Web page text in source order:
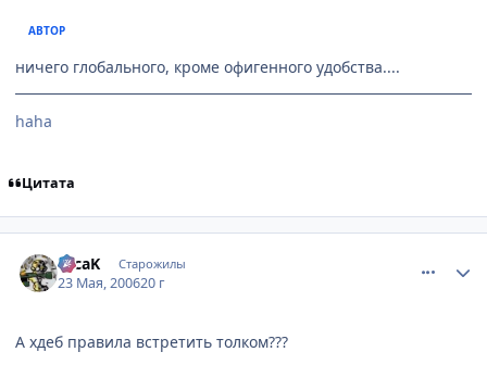
АВТОР
ничего глобального, кроме офигенного удобства....
haha
Цитата
TecaK Старожилы
23 Мая, 200620 г
А хдеб правила встретить толком???